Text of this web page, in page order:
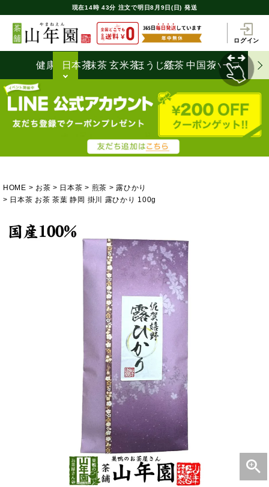
現在14時 43分 注文で明日8月9日(日) 発送
ログイン
健康茶日本茶抹茶 玄米茶ほうじ茶
紅茶 中国茶ハーブティ
HOME お茶 日本茶 煎茶
露ひかり
日本茶 お茶 茶葉 静岡 掛川 露ひかり 100g